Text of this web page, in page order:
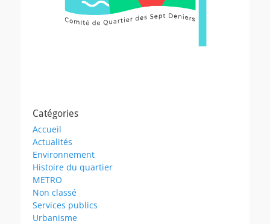
Catégories
Accueil
Actualités
Environnement
Histoire du quartier
METRO
Non classé
Services publics
Urbanisme